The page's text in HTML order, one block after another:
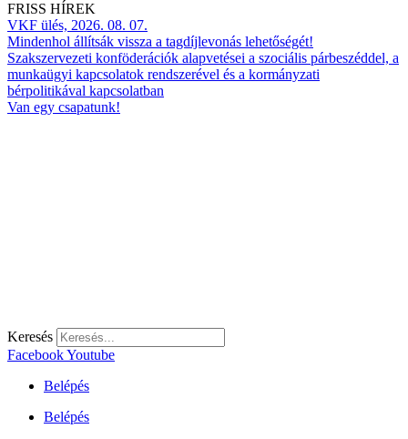
FRISS HÍREK
VKF ülés, 2026. 08. 07.
Mindenhol állítsák vissza a tagdíjlevonás lehetőségét!
Szakszervezeti konföderációk alapvetései a szociális párbeszéddel, a
munkaügyi kapcsolatok rendszerével és a kormányzati
bérpolitikával kapcsolatban
Van egy csapatunk!
Keresés
FacebookYoutube
Belépés
Belépés